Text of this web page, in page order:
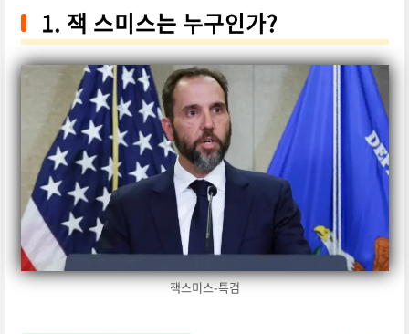
1. 잭 스미스는 누구인가?
잭스미스-특검